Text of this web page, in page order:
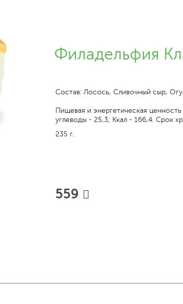
Филадельфия
Состав: Лосось, Сливочный сыр,
Пищевая и энергетическая
углеводы - 25,3; Ккал - 166,4. Срок
235 г.
559